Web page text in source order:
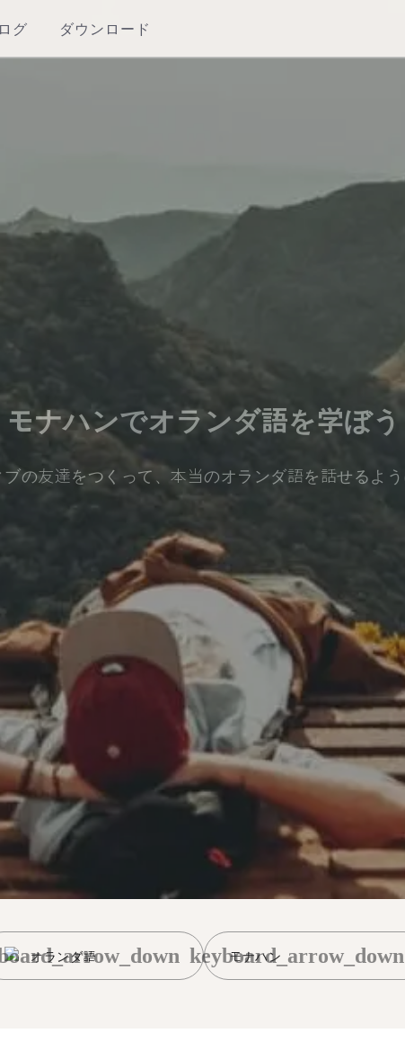
グ ダウンロード
モナハンでオランダ語を学ぼう
の友達をつくって、本当のオランダ語を話せるよ
オランダ語 モナハン
keyboard_arrow_down